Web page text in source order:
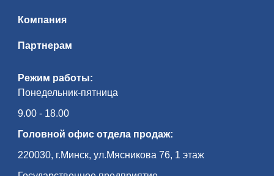
Режим работы:
Понедельник-пятница
9.00 - 18.00
Головной офис отдела продаж:
220030, г.Минск, ул.Мясникова 76, 1 этаж
Компания
Партнерам